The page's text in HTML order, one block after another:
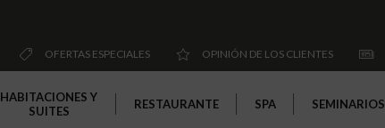
OFERTAS ESPECIALES OPINIÓN DE LOS CLIENTES
HABITACIONES Y
SUITES
RESTAURANTE SPA SEMINARIOS